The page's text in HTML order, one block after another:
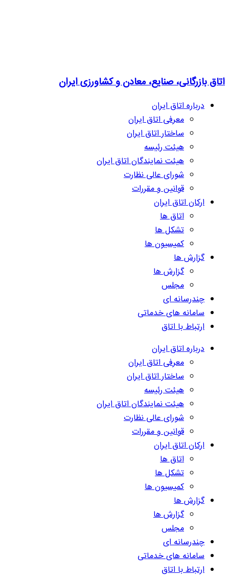
اتاق بازرگانی، صنایع، معادن و کشاورزی ایران
درباره اتاق ایران
معرفی اتاق ایران
ساختار اتاق ایران
هیئت رئیسه
هیئت نمایندگان اتاق ایران
شورای عالی نظارت
قوانین و مقررات
ارکان اتاق ایران
اتاق ها
تشکل ها
کمیسیون ها
گزارش ها
گزارش ها
مجلس
چندرسانه ای
سامانه های خدماتی
ارتباط با اتاق
درباره اتاق ایران
معرفی اتاق ایران
ساختار اتاق ایران
هیئت رئیسه
هیئت نمایندگان اتاق ایران
شورای عالی نظارت
قوانین و مقررات
ارکان اتاق ایران
اتاق ها
تشکل ها
کمیسیون ها
گزارش ها
گزارش ها
مجلس
چندرسانه ای
سامانه های خدماتی
ارتباط با اتاق